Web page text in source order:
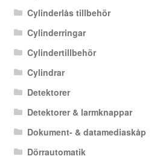
Cylinderlås tillbehör
Cylinderringar
Cylindertillbehör
Cylindrar
Detektorer
Detektorer & larmknappar
Dokument- & datamediaskåp
Dörrautomatik